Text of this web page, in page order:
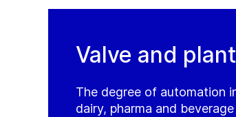
Valve and
The degree of automation
dairy, pharma and